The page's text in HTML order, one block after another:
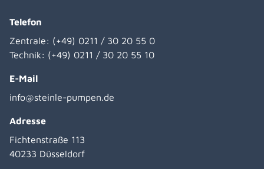
Telefon
Zentrale: (+49) 0211 / 30 20 55 0
Technik: (+49) 0211 / 30 20 55 10
E-Mail
info@steinle-pumpen.de
Adresse
Fichtenstraße 113
40233 Düsseldorf